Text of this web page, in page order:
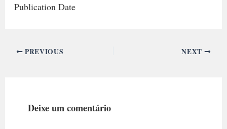
Publication Date
PREVIOUS NEXT
Deixe um comentário